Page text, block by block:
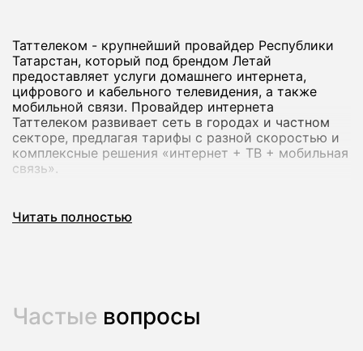
Таттелеком - крупнейший провайдер Республики
Татарстан, который под брендом Летай
предоставляет услуги домашнего интернета,
цифрового и кабельного телевидения, а также
мобильной связи. Провайдер интернета
Таттелеком развивает сеть в городах и частном
секторе, предлагая тарифы с разной скоростью и
комплексные решения «интернет + ТВ + мобильная
связь».
домашний интернет Таттелеком в Казани: мы
Как подключить домашний интернет
Таттелеком (Летай) в Казани
Читать полностью
Частые вопросы